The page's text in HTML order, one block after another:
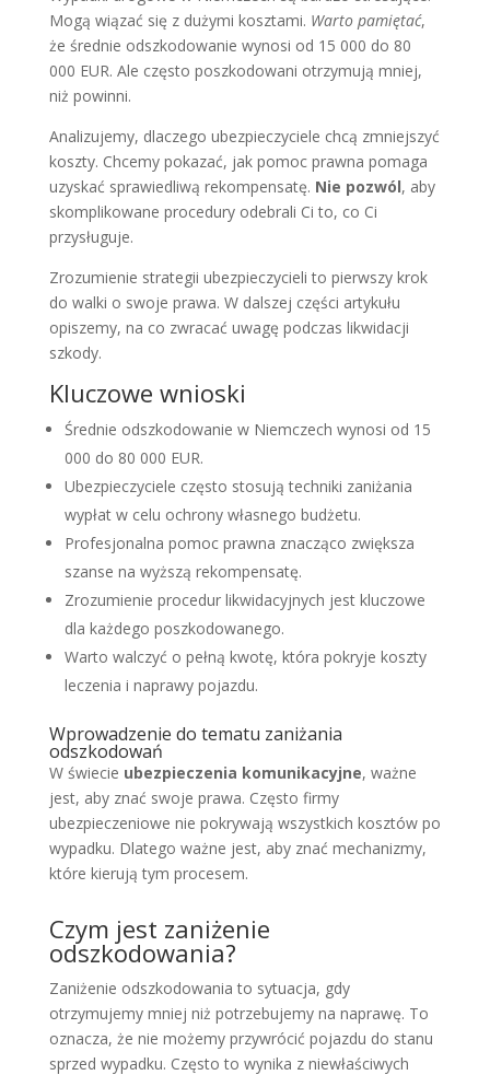
Mogą wiązać się z dużymi kosztami. Warto pamiętać,
że średnie odszkodowanie wynosi od 15 000 do 80
000 EUR. Ale często poszkodowani otrzymują mniej,
niż powinni.
Analizujemy, dlaczego ubezpieczyciele chcą zmniejszyć
koszty. Chcemy pokazać, jak pomoc prawna pomaga
uzyskać sprawiedliwą rekompensatę. Nie pozwól, aby
skomplikowane procedury odebrali Ci to, co Ci
przysługuje.
Zrozumienie strategii ubezpieczycieli to pierwszy krok
do walki o swoje prawa. W dalszej części artykułu
opiszemy, na co zwracać uwagę podczas likwidacji
szkody.
Kluczowe wnioski
Średnie odszkodowanie w Niemczech wynosi od 15
000 do 80 000 EUR.
Ubezpieczyciele często stosują techniki zaniżania
wypłat w celu ochrony własnego budżetu.
Profesjonalna pomoc prawna znacząco zwiększa
szanse na wyższą rekompensatę.
Zrozumienie procedur likwidacyjnych jest kluczowe
dla każdego poszkodowanego.
Warto walczyć o pełną kwotę, która pokryje koszty
leczenia i naprawy pojazdu.
Wprowadzenie do tematu zaniżania
odszkodowań
W świecie ubezpieczenia komunikacyjne, ważne
jest, aby znać swoje prawa. Często firmy
ubezpieczeniowe nie pokrywają wszystkich kosztów po
wypadku. Dlatego ważne jest, aby znać mechanizmy,
które kierują tym procesem.
Czym jest zaniżenie
odszkodowania?
Zaniżenie odszkodowania to sytuacja, gdy
otrzymujemy mniej niż potrzebujemy na naprawę. To
oznacza, że nie możemy przywrócić pojazdu do stanu
sprzed wypadku. Często to wynika z niewłaściwych